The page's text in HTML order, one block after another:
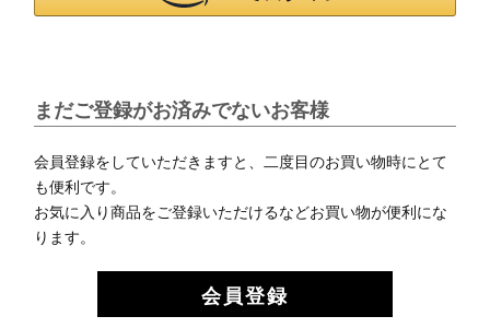
まだご登録がお済みでないお客様
会員登録をしていただきますと、二度目のお買い物時にとて
も便利です。
お気に入り商品をご登録いただけるなどお買い物が便利にな
ります。
会員登録